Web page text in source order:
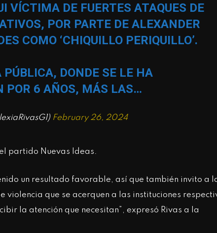
VÍCTIMA DE FUERTES ATAQUES DE
POR PARTE DE ALEXANDER
COMO ‘CHIQUILLO PERIQUILLO’.
DONDE SE LE HA
POR 6 AÑOS, MÁS LAS…
February 26, 2024
partido Nuevas Ideas.
un resultado favorable, así que también invito a
violencia que se acerquen a las instituciones
la atención que necesitan”, expresó Rivas a la